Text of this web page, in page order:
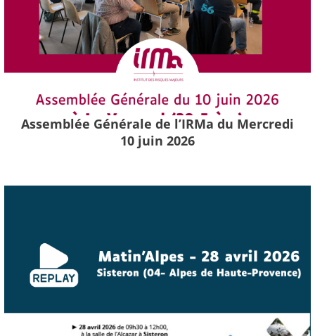
Assemblée Générale de l’IRMa du Mercredi
10 juin 2026